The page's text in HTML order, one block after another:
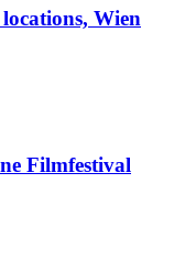
Wien
Filmfestival